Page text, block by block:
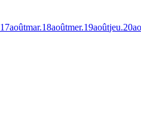
17aoûtmar.18aoûtmer.19aoûtjeu.20